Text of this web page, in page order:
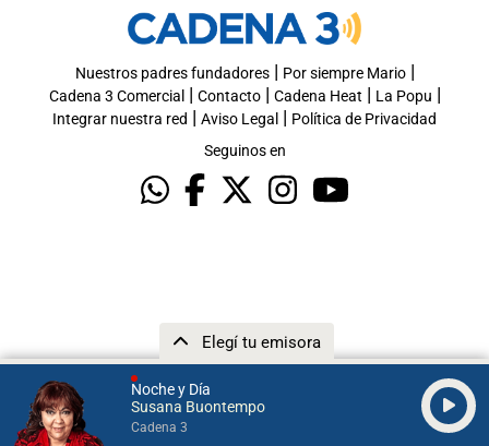
Noche y Día
Susana Buontempo
Cadena 3
Elegí tu emisora
Nuestros padres fundadores| Por siempre Mario|
Cadena 3 Comercial | Contacto| Cadena Heat | La Popu |
Integrar nuestra red | Aviso Legal | Política de Privacidad
Seguinos en